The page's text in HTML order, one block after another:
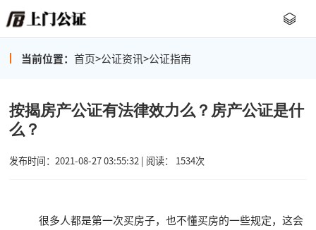
当前位置： 首页>公证资讯>公证指南
按揭房产公证有法律效力么？房产公证是什
么？
发布时间：2021-08-27 03:55:32 | 阅读： 1534次
很多人都是第一次买房子，也不懂买房的一些规定，这会